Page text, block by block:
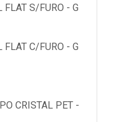
S/FURO - G
C/FURO - G
CRISTAL PET -